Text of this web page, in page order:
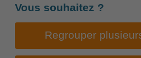
Vous souhaitez ?
Regrouper